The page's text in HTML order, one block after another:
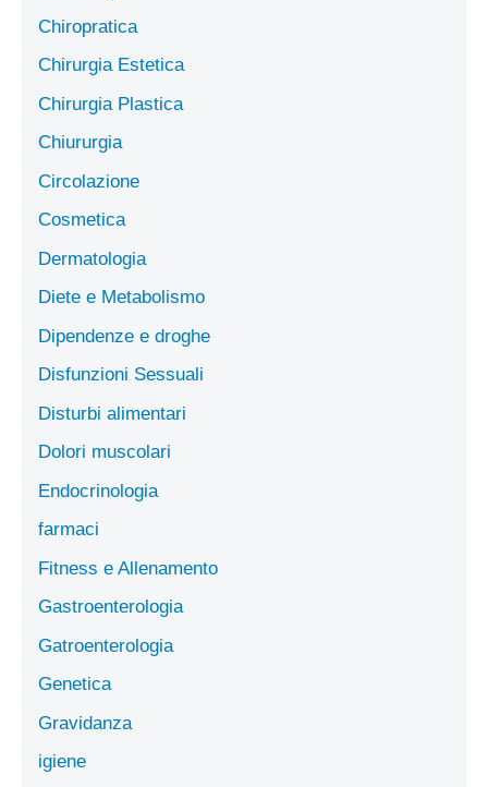
Chiropratica
Chirurgia Estetica
Chirurgia Plastica
Chiururgia
Circolazione
Cosmetica
Dermatologia
Diete e Metabolismo
Dipendenze e droghe
Disfunzioni Sessuali
Disturbi alimentari
Dolori muscolari
Endocrinologia
farmaci
Fitness e Allenamento
Gastroenterologia
Gatroenterologia
Genetica
Gravidanza
igiene